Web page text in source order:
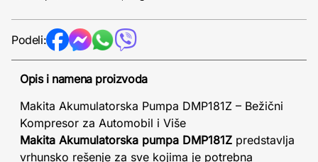
Podeli:
Opis i namena proizvoda
Makita Akumulatorska Pumpa DMP181Z – Bežični
Kompresor za Automobil i Više
Makita Akumulatorska pumpa DMP181Z predstavlja
vrhunsko rešenje za sve kojima je potrebna